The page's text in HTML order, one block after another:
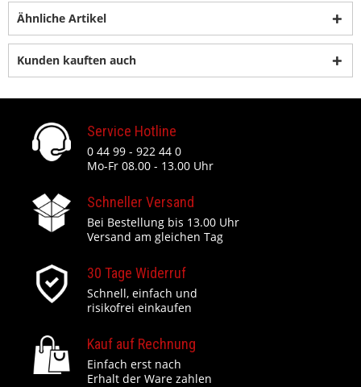
Ähnliche Artikel
Kunden kauften auch
Service Hotline
0 44 99 - 922 44 0
Mo-Fr 08.00 - 13.00 Uhr
Schneller Versand
Bei Bestellung bis 13.00 Uhr
Versand am gleichen Tag
30 Tage Widerruf
Schnell, einfach und
risikofrei einkaufen
Kauf auf Rechnung
Einfach erst nach
Erhalt der Ware zahlen